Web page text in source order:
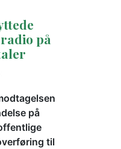
på
på
til